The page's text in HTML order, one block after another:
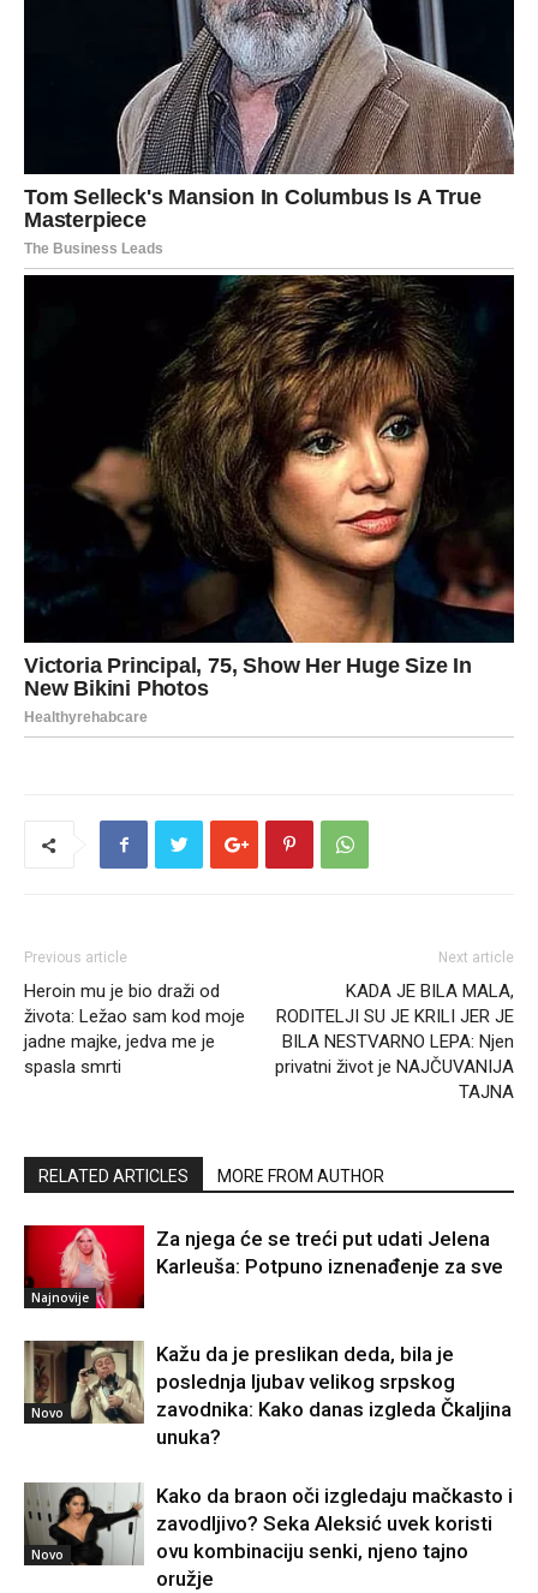
Previous article
Heroin mu je bio draži od
života: Ležao sam kod moje
jadne majke, jedva me je
spasla smrti
Next article
KADA JE BILA MALA,
RODITELJI SU JE KRILI JER JE
BILA NESTVARNO LEPA: Njen
privatni život je NAJČUVANIJA
TAJNA
RELATED ARTICLES MORE FROM AUTHOR
Najnovije
Za njega će se treći put udati Jelena
Karleuša: Potpuno iznenađenje za sve
Novo
Kažu da je preslikan deda, bila je
poslednja ljubav velikog srpskog
zavodnika: Kako danas izgleda Čkaljina
unuka?
Novo
Kako da braon oči izgledaju mačkasto i
zavodljivo? Seka Aleksić uvek koristi
ovu kombinaciju senki, njeno tajno
oružje